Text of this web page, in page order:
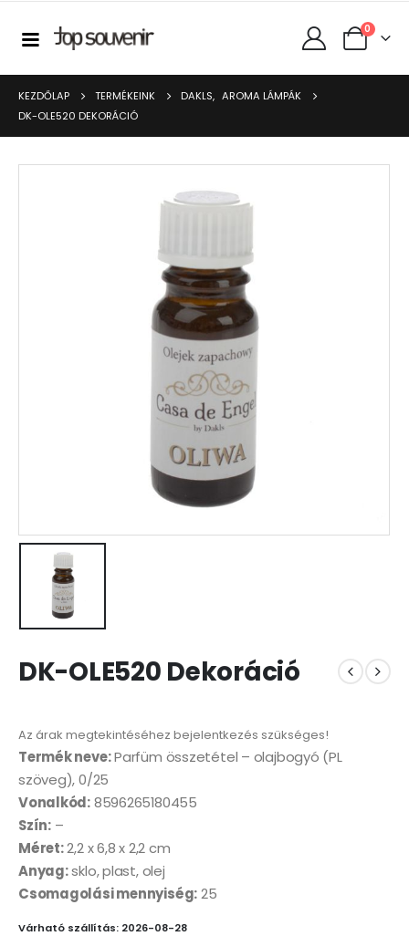
0
KEZDŐLAP TERMÉKEINK DAKLS, AROMA LÁMPÁK
DK-OLE520 DEKORÁCIÓ
DK-OLE520 Dekoráció
Az árak megtekintéséhez bejelentkezés szükséges!
Termék neve:Parfüm összetétel – olajbogyó (PL
szöveg), 0/25
Vonalkód:8596265180455
Szín:–
Méret:2,2 x 6,8 x 2,2 cm
Anyag:sklo, plast, olej
Csomagolási mennyiség:25
Várható szállítás: 2026-08-28